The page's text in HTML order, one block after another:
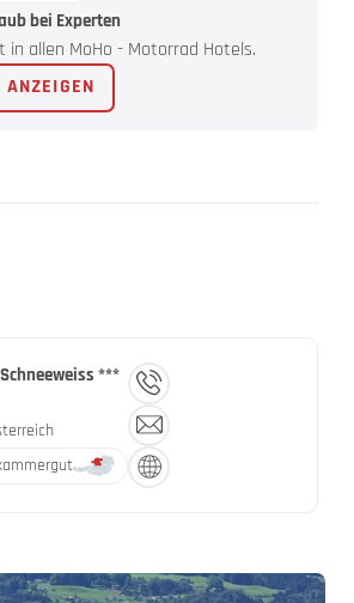
bei Experten
in allen MoHo - Motorrad Hotels.
ANZEIGEN
***